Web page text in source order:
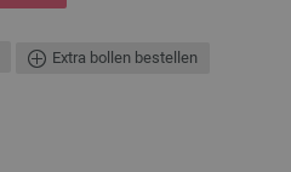
Extra bollen bestellen